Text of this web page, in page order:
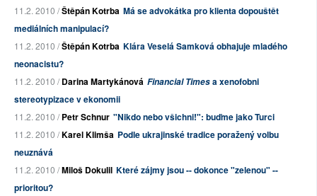
11.2. 2010 /Štěpán Kotrba Má se advokátka pro klienta dopouštět
mediálních manipulací?
11.2. 2010 /Štěpán Kotrba Klára Veselá Samková obhajuje mladého
neonacistu?
11.2. 2010 /Darina Martykánová Financial Timesa xenofobni
stereotypizace v ekonomii
11.2. 2010 /Petr Schnur "Nikdo nebo všichni!": buďme jako Turci
11.2. 2010 /Karel Klimša Podle ukrajinské tradice poražený volbu
neuznává
11.2. 2010 /Miloš Dokulil Které zájmy jsou -- dokonce "zelenou" --
prioritou?